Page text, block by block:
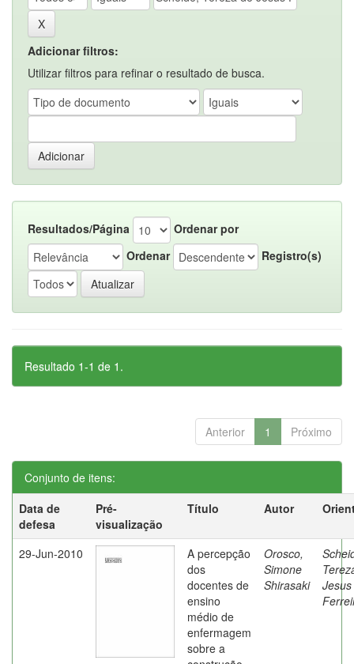
Adicionar filtros:
Utilizar filtros para refinar o resultado de busca.
Resultados/Página
Ordenar por
Ordenar
Registro(s)
Resultado 1-1 de 1.
Anterior 1 Próximo
Conjunto de itens:
Data de
defesa
Pré-
visualização
Título Autor
29-Jun-2010
A percepção
dos
docentes de
ensino
médio de
enfermagem
sobre a
Orosco,
Simone
Shirasaki
Jesus